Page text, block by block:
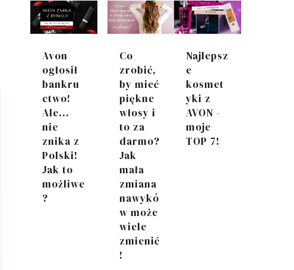
Avon
ogłosił
bankru
ctwo!
Ale...
nie
znika z
Polski!
Jak to
możliwe
?
Co
zrobić,
by mieć
piękne
włosy i
to za
darmo?
Jak
mała
zmiana
nawykó
w może
wiele
zmienić
!
Najlepsz
e
kosmet
yki z
AVON -
moje
TOP 7!